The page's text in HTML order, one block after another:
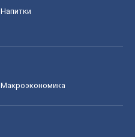
Напитки
Mакроэкономика